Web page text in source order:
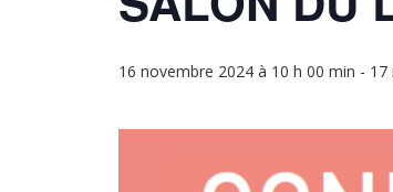
16 novembre 2024 à 10 h 00 min - 17